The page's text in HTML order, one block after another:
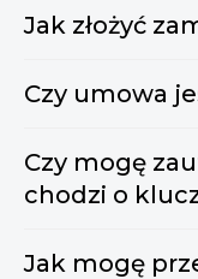
Jak złożyć
Czy umowa
Czy mogę
chodzi o
Jak mogę